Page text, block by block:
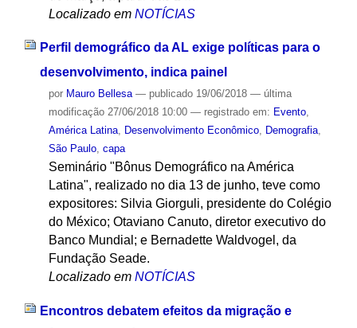
Localizado em NOTÍCIAS
Perfil demográfico da AL exige políticas para o
desenvolvimento, indica painel
por Mauro Bellesa — publicado19/06/2018 — última
modificação27/06/2018 10:00 — registrado em: Evento,
América Latina, Desenvolvimento Econômico, Demografia,
São Paulo, capa
Seminário "Bônus Demográfico na América
Latina", realizado no dia 13 de junho, teve como
expositores: Silvia Giorguli, presidente do Colégio
do México; Otaviano Canuto, diretor executivo do
Banco Mundial; e Bernadette Waldvogel, da
Fundação Seade.
Localizado em NOTÍCIAS
Encontros debatem efeitos da migração e